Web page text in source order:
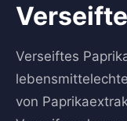
Verseiftes
von